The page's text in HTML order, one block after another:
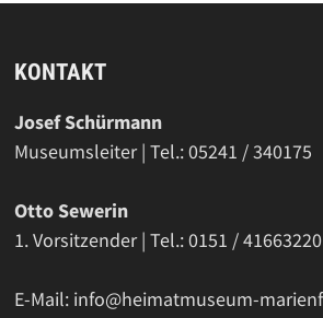
KONTAKT
Josef Schürmann
Museumsleiter | Tel.: 05241 / 340175
Otto Sewerin
1. Vorsitzender | Tel.: 0151 / 41663220
E-Mail: info@heimatmuseum-